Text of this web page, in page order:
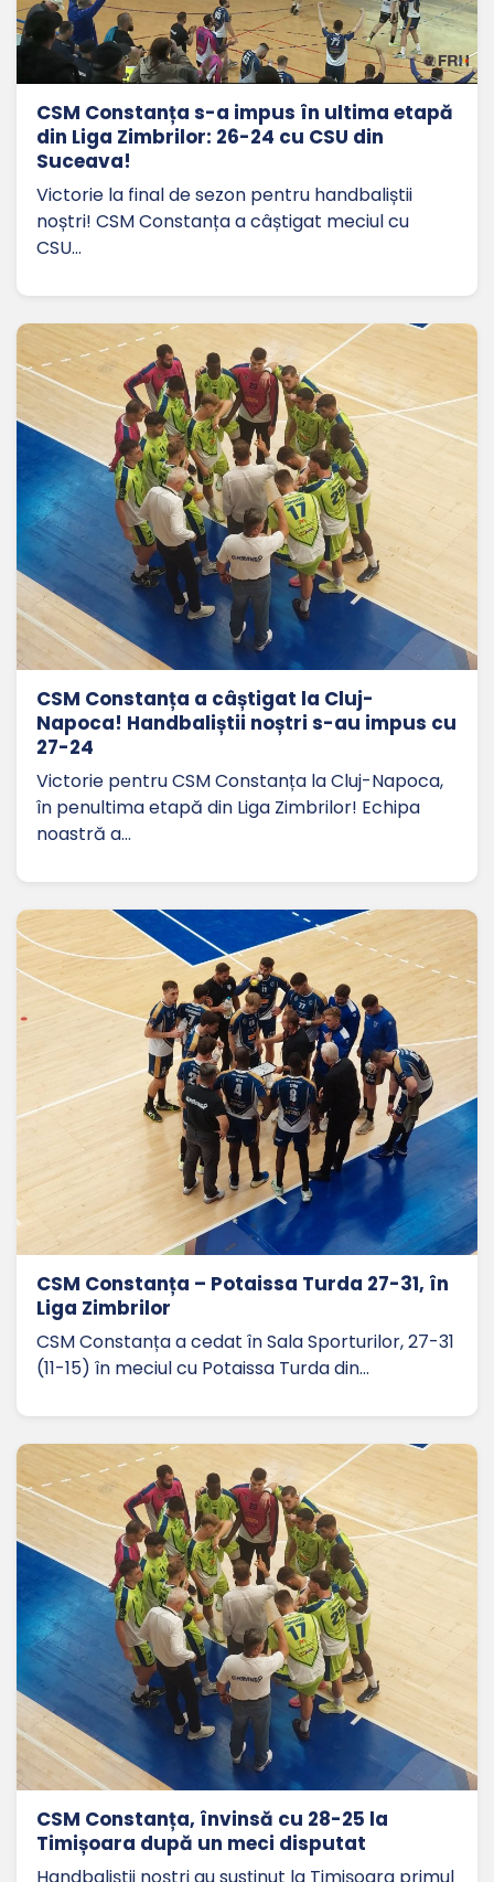
CSM Constanța s-a impus în ultima etapă
din Liga Zimbrilor: 26-24 cu CSU din
Suceava!
Victorie la final de sezon pentru handbaliștii
noștri! CSM Constanța a câștigat meciul cu
CSU…
CSM Constanța a câștigat la Cluj-
Napoca! Handbaliștii noștri s-au impus cu
27-24
Victorie pentru CSM Constanța la Cluj-Napoca,
în penultima etapă din Liga Zimbrilor! Echipa
noastră a…
CSM Constanța – Potaissa Turda 27-31, în
Liga Zimbrilor
CSM Constanța a cedat în Sala Sporturilor, 27-31
(11-15) în meciul cu Potaissa Turda din…
CSM Constanța, învinsă cu 28-25 la
Timișoara după un meci disputat
Handbaliștii noștri au susținut la Timișoara primul